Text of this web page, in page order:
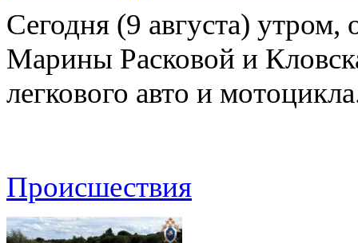
Сегодня (9 августа) утром,
Марины Расковой и
легкового авто и
Происшествия